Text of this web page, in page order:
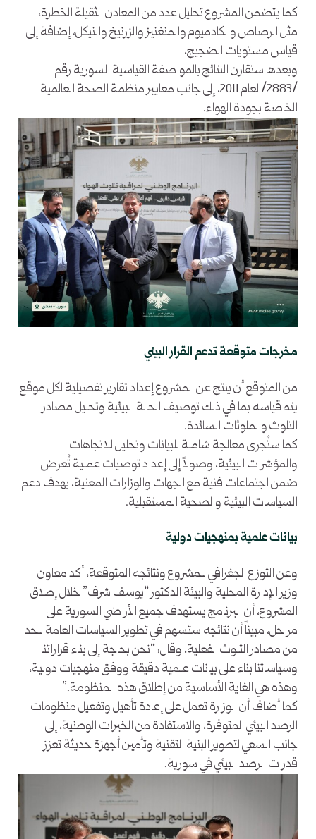
كما يتضمن المشروع تحليل عدد من المعادن الثقيلة الخطرة،
مثل الرصاص والكادميوم والمنغنيز والزرنيخ والنيكل، إضافة إلى
قياس مستويات الضجيج،
وبعدها ستقارن النتائج بالمواصفة القياسية السورية رقم
/2883/ لعام 2011، إلى جانب معايير منظمة الصحة العالمية
الخاصة بجودة الهواء.
مخرجات متوقعة تدعم القرار البيئي
من المتوقع أن ينتج عن المشروع إعداد تقارير تفصيلية لكل موقع
يتم قياسه بما في ذلك توصيف الحالة البيئية وتحليل مصادر
التلوث والملوثات السائدة.
كما ستُجرى معالجة شاملة للبيانات وتحليل للاتجاهات
والمؤشرات البيئية، وصولاً إلى إعداد توصيات عملية تُعرض
ضمن اجتماعات فنية مع الجهات والوزارات المعنية، بهدف دعم
السياسات البيئية والصحية المستقبلية.
بيانات علمية بمنهجيات دولية
وعن التوزع الجغرافي للمشروع ونتائجه المتوقعة، أكد معاون
وزير الإدارة المحلية والبيئة الدكتور “يوسف شرف” خلال إطلاق
المشروع، أن البرنامج يستهدف جميع الأراضي السورية على
مراحل، مبيناً أن نتائجه ستسهم في تطوير السياسات العامة للحد
من مصادر التلوث الفعلية، وقال: “نحن بحاجة إلى بناء قراراتنا
وسياساتنا بناء على بيانات علمية دقيقة ووفق منهجيات دولية،
وهذه هي الغاية الأساسية من إطلاق هذه المنظومة.”
كما أضاف أن الوزارة تعمل على إعادة تأهيل وتفعيل منظومات
الرصد البيئي المتوفرة، والاستفادة من الخبرات الوطنية، إلى
جانب السعي لتطوير البنية التقنية وتأمين أجهزة حديثة تعزز
قدرات الرصد البيئي في سورية.